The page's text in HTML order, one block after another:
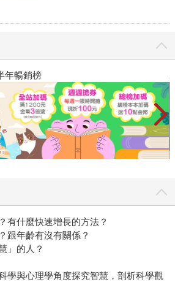
暢銷榜
有什麼快速增長的方法？
跟年齡有沒有關係？
」的人？
學與心理學角度探究智慧，剖析科學觀